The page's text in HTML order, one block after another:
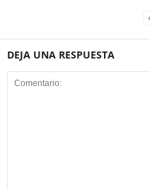
DEJA UNA RESPUESTA